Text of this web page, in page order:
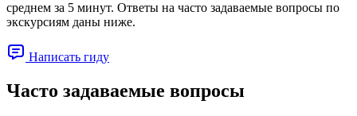
среднем за 5 минут. Ответы на часто задаваемые вопросы по
экскурсиям даны ниже.
Написать гиду
Часто задаваемые вопросы